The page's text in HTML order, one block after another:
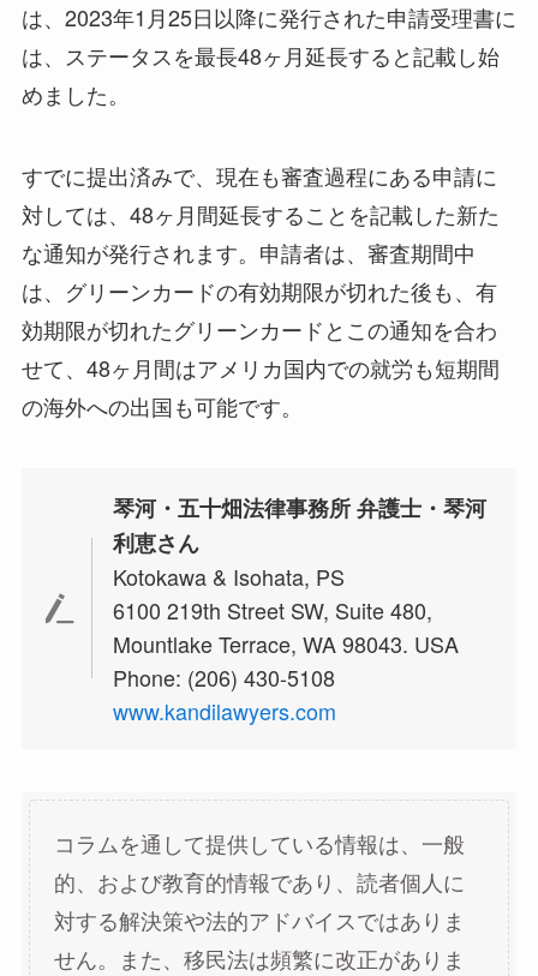
は、2023年1月25日以降に発行された申請受理書に
は、ステータスを最長48ヶ月延長すると記載し始
めました。
すでに提出済みで、現在も審査過程にある申請に
対しては、48ヶ月間延長することを記載した新た
な通知が発行されます。申請者は、審査期間中
は、グリーンカードの有効期限が切れた後も、有
効期限が切れたグリーンカードとこの通知を合わ
せて、48ヶ月間はアメリカ国内での就労も短期間
の海外への出国も可能です。
琴河・五十畑法律事務所 弁護士・琴河
利恵さん
Kotokawa & Isohata, PS
6100 219th Street SW, Suite 480,
Mountlake Terrace, WA 98043. USA
Phone: (206) 430-5108
www.kandilawyers.com
コラムを通して提供している情報は、一般
的、および教育的情報であり、読者個人に
対する解決策や法的アドバイスではありま
せん。また、移民法は頻繁に改正がありま